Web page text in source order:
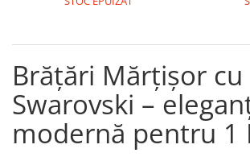
BRĂȚĂRI
BRĂȚĂRI CU ȘNUR REGLABIL
Brățări din Aur cu șnur reglabil
Brățări din Argint cu șnur reglabil
Brățări Mărțișor
Swarovski –
modernă pentru 1